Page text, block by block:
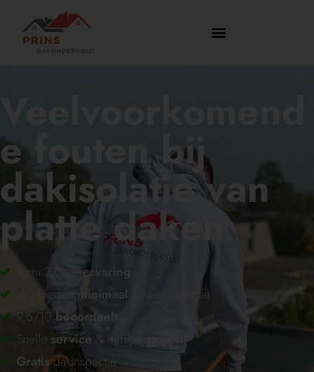
e fouten bij
dakisolatie van
platte daken
Ruim 27 jaar ervaring
Wij bieden
minimaal 10 jaar garantie
9,6/10beoordeelt
Snelle service & eerlijke
prijzen
Gratisdakinspectie